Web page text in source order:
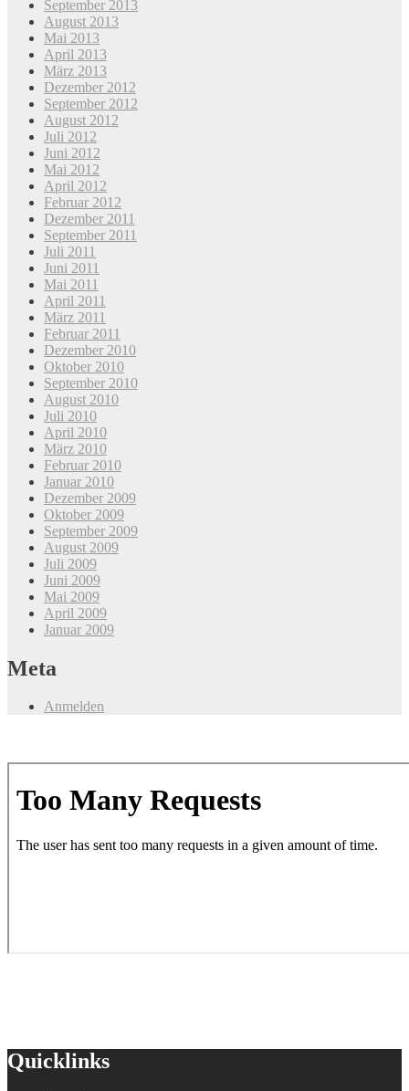
September 2013
August 2013
Mai 2013
April 2013
März 2013
Dezember 2012
September 2012
August 2012
Juli 2012
Juni 2012
Mai 2012
April 2012
Februar 2012
Dezember 2011
September 2011
Juli 2011
Juni 2011
Mai 2011
April 2011
März 2011
Februar 2011
Dezember 2010
Oktober 2010
September 2010
August 2010
Juli 2010
April 2010
März 2010
Februar 2010
Januar 2010
Dezember 2009
Oktober 2009
September 2009
August 2009
Juli 2009
Juni 2009
Mai 2009
April 2009
Januar 2009
Meta
Anmelden
Quicklinks